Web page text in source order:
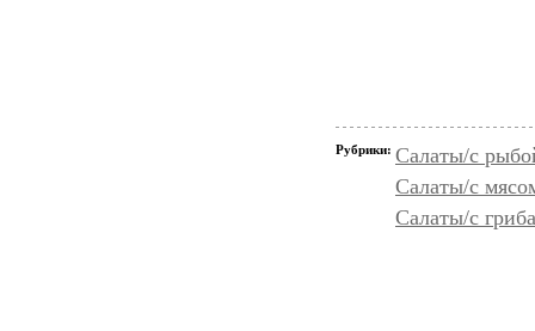
Рубрики: Салаты/с
Салаты/с
Салаты/с